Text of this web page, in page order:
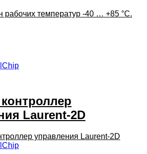
рабочих температур -40 … +85 °C.
Laurent-2D